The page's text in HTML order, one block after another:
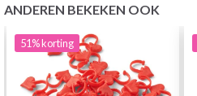
ANDEREN BEKEKEN OOK
51%korting